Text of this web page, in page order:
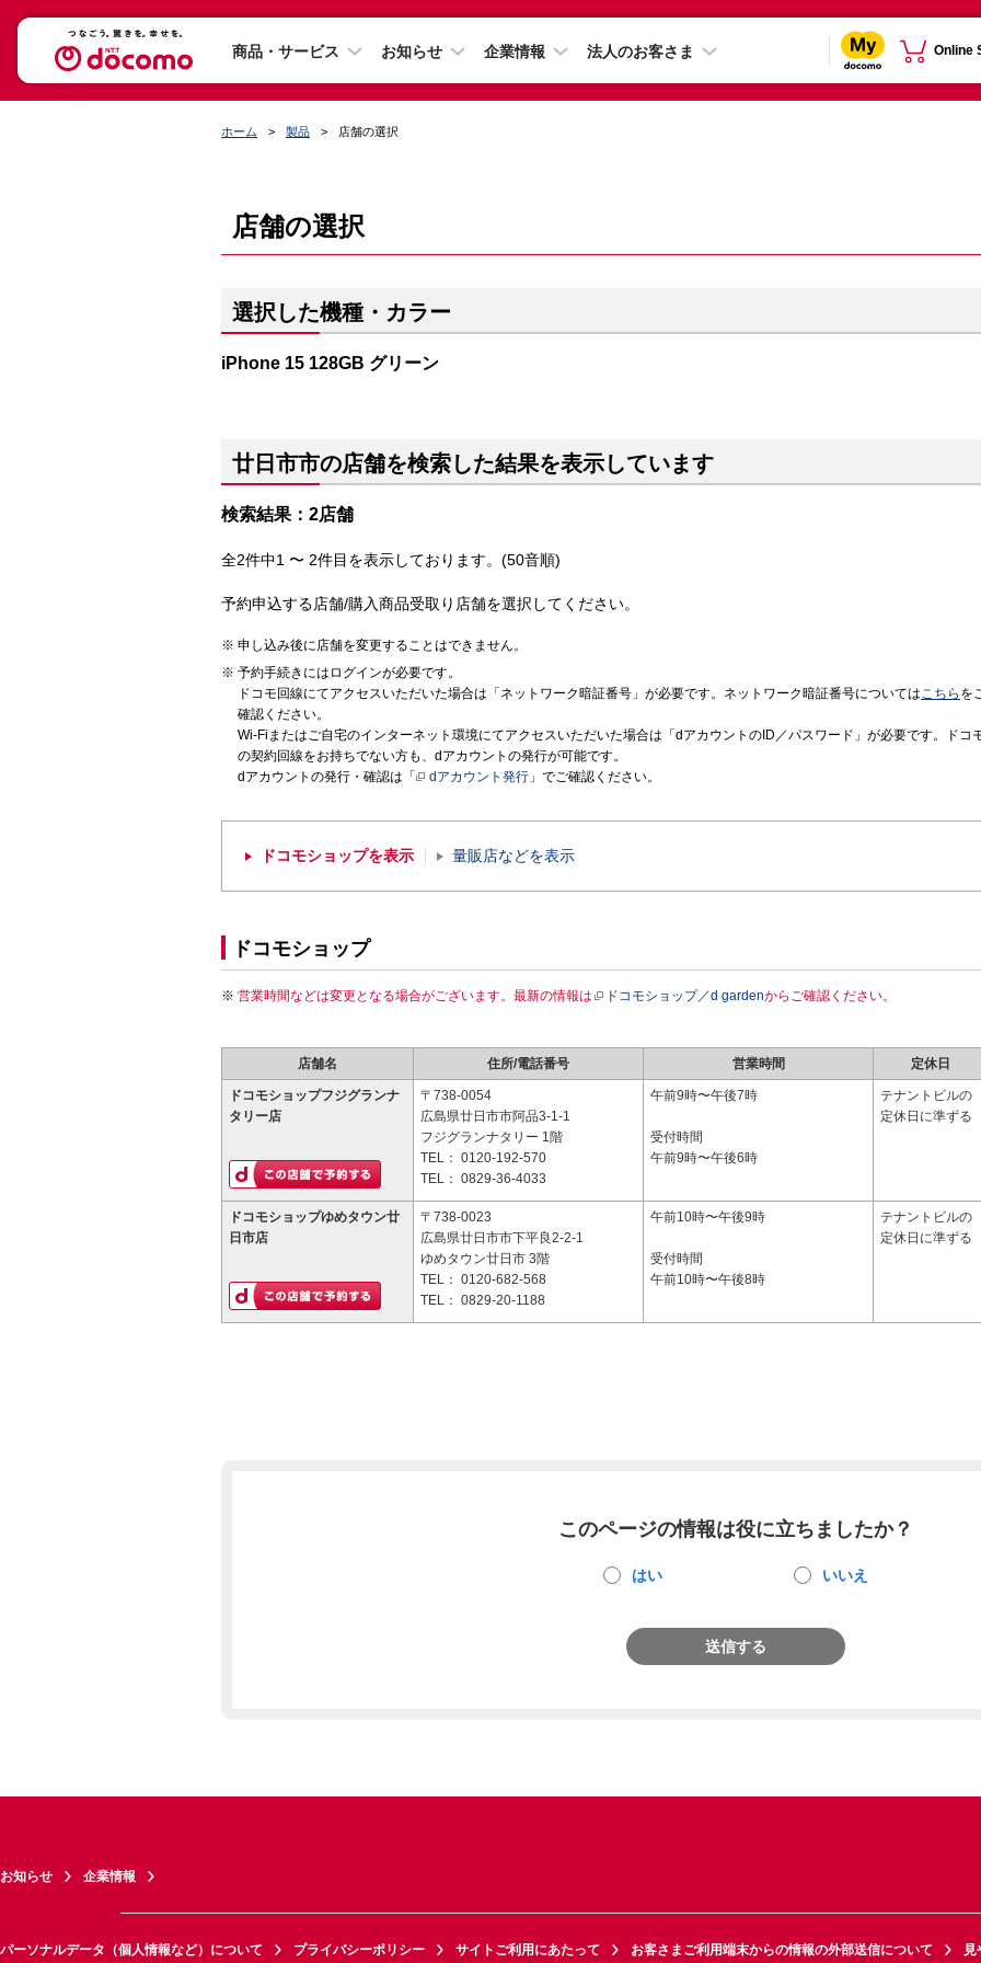
商品・サービス お知らせ 企業情報 法人のお客さま Online
ホーム 製品 店舗の選択
店舗の選択
選択した機種・カラー
iPhone 15 128GB グリーン
廿日市市の店舗を検索した結果を表示しています
検索結果：2店舗
全2件中1 〜 2件目を表示しております。(50音順)
予約申込する店舗/購入商品受取り店舗を選択してください。
申し込み後に店舗を変更することはできません。
予約手続きにはログインが必要です。
ドコモ回線にてアクセスいただいた場合は「ネットワーク暗証番号」が必要です。ネットワーク暗証番号についてはこちら を
確認ください。
Wi-Fiまたはご自宅のインターネット環境にてアクセスいただいた場合は「dアカウントのID／パスワード」が必要です。ドコ
の契約回線をお持ちでない方も、dアカウントの発行が可能です。
dアカウントの発行・確認は「
dアカウント発行 」でご確認ください。
ドコモショップを表示 量販店などを表示
ドコモショップ
営業時間などは変更となる場合がございます。最新の情報は ドコモショップ／d gardenからご確認ください。
店舗名 住所/電話番号 営業時間 定休日
ドコモショップフジグランナ
タリー店
〒738-0054
広島県廿日市市阿品3-1-1
フジグランナタリー 1階
TEL： 0120-192-570
TEL： 0829-36-4033
午前9時〜午後7時
受付時間
午前9時〜午後6時
テナントビルの
定休日に準ずる
ドコモショップゆめタウン廿
日市店
〒738-0023
広島県廿日市市下平良2-2-1
ゆめタウン廿日市 3階
TEL： 0120-682-568
TEL： 0829-20-1188
午前10時〜午後9時
受付時間
午前10時〜午後8時
テナントビルの
定休日に準ずる
このページの情報は役に立ちましたか？
はい いいえ
送信する
お知らせ 企業情報
パーソナルデータ（個人情報など）について プライバシーポリシー サイトご利用にあたって お客さまご利用端末からの情報の外部送信について 見